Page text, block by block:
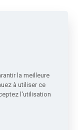
la meilleure
à utiliser ce
l'utilisation